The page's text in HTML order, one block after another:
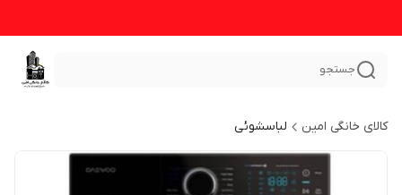
جستجو
کالای خانگی امین لباسشوئی